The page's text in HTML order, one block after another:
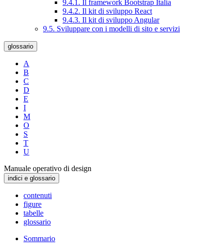
9.4.1. Il framework Bootstrap Italia
9.4.2. Il kit di sviluppo React
9.4.3. Il kit di sviluppo Angular
9.5. Sviluppare con i modelli di sito e servizi
glossario
A
B
C
D
E
I
M
O
S
T
U
Manuale operativo di design
indici e glossario
contenuti
figure
tabelle
glossario
Sommario